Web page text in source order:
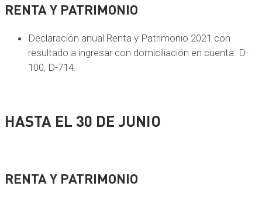
RENTA Y PATRIMONIO
Declaración anual Renta y Patrimonio 2021 con
resultado a ingresar con domiciliación en cuenta: D-
100, D-714.
HASTA EL 30 DE JUNIO
RENTA Y PATRIMONIO